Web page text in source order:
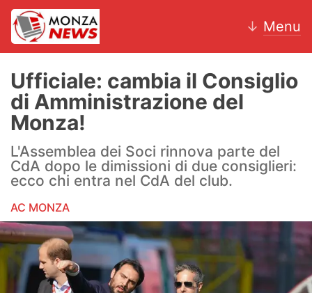
↓ Menu
News
AC Monza
Calcio
Motori
Volley
Hockey
Ufficiale: cambia il Consiglio
di Amministrazione del
Monza!
L'Assemblea dei Soci rinnova parte del
CdA dopo le dimissioni di due consiglieri:
ecco chi entra nel CdA del club.
AC MONZA